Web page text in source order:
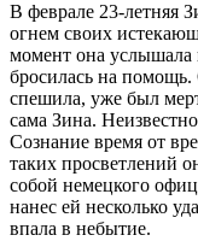
В феврале 23-летняя
огнем своих
момент она
бросилась на
спешила, уже был
сама Зина.
Сознание время от
таких просветлений
собой немецкого
нанес ей несколько
впала в небытие.